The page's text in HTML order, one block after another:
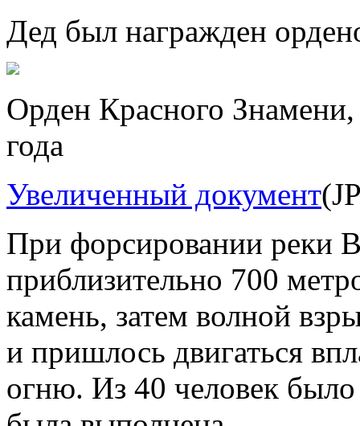
Дед был награжден
Орден Красного
года
Увеличенный документ
При форсировании реки
приблизительно 700
камень, затем волной
и пришлось двигаться
огню. Из 40 человек